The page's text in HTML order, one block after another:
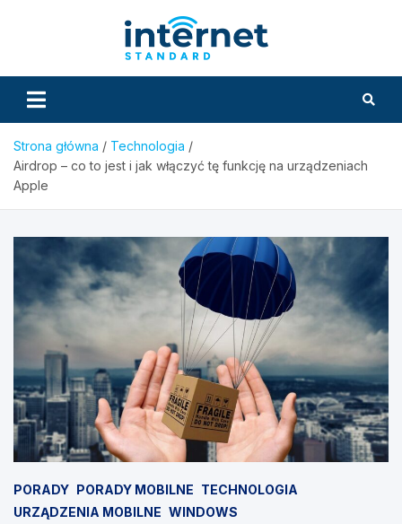
Strona główna
Technologia
Airdrop – co to jest i jak włączyć tę funkcję na urządzeniach
Apple
PORADY PORADY MOBILNE TECHNOLOGIA
URZĄDZENIA MOBILNE WINDOWS